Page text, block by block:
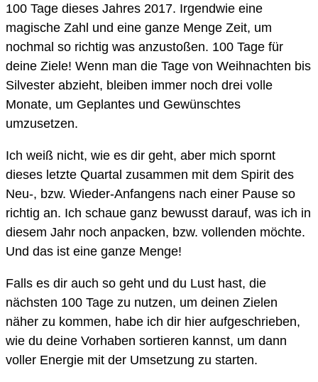
100 Tage dieses Jahres 2017. Irgendwie eine
magische Zahl und eine ganze Menge Zeit, um
nochmal so richtig was anzustoßen. 100 Tage für
deine Ziele! Wenn man die Tage von Weihnachten bis
Silvester abzieht, bleiben immer noch drei volle
Monate, um Geplantes und Gewünschtes
umzusetzen.
Ich weiß nicht, wie es dir geht, aber mich spornt
dieses letzte Quartal zusammen mit dem Spirit des
Neu-, bzw. Wieder-Anfangens nach einer Pause so
richtig an. Ich schaue ganz bewusst darauf, was ich in
diesem Jahr noch anpacken, bzw. vollenden möchte.
Und das ist eine ganze Menge!
Falls es dir auch so geht und du Lust hast, die
nächsten 100 Tage zu nutzen, um deinen Zielen
näher zu kommen, habe ich dir hier aufgeschrieben,
wie du deine Vorhaben sortieren kannst, um dann
voller Energie mit der Umsetzung zu starten.